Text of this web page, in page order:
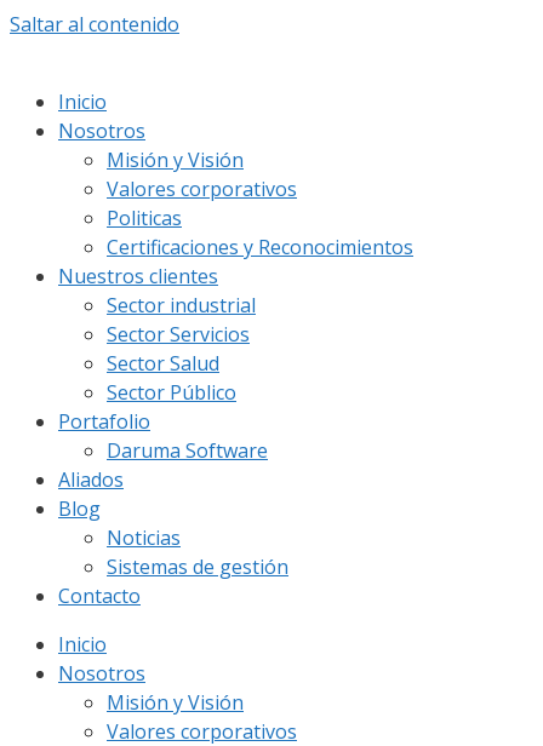
Saltar al contenido
Inicio
Nosotros
Misión y Visión
Valores corporativos
Politicas
Certificaciones y Reconocimientos
Nuestros clientes
Sector industrial
Sector Servicios
Sector Salud
Sector Público
Portafolio
Daruma Software
Aliados
Blog
Noticias
Sistemas de gestión
Contacto
Inicio
Nosotros
Misión y Visión
Valores corporativos